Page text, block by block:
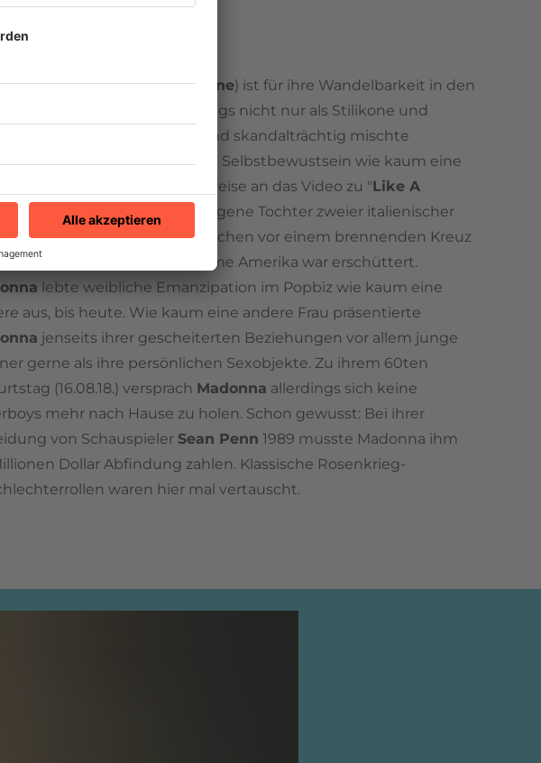
(Madonna Louise Ciccone) ist für ihre Wandelbarkeit in den
fiel allerdings nicht nur als Stilikone und
auf. Unangepasst und skandalträchtig mischte
die Popszene mit einem Selbstbewustsein wie kaum eine
auf. Denken wie beispielsweise an das Video zu "Like A
" in dem die katholisch erzogene Tochter zweier italienischer
einen farbigen Geistlichen vor einem brennenden Kreuz
und dazu tanzte. Das fromme Amerika war erschüttert.
lebte weibliche Emanzipation im Popbiz wie kaum eine
aus, bis heute. Wie kaum eine andere Frau präsentierte
jenseits ihrer gescheiterten Beziehungen vor allem junge
gerne als ihre persönlichen Sexobjekte. Zu ihrem 60ten
(16.08.18.) versprach Madonna allerdings sich keine
mehr nach Hause zu holen. Schon gewusst: Bei ihrer
von Schauspieler Sean Penn 1989 musste Madonna ihm
Dollar Abfindung zahlen. Klassische Rosenkrieg-
waren hier mal vertauscht.